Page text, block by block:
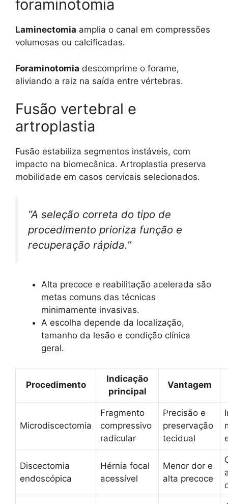
foraminotomia
Laminectomia amplia o canal em compressões
volumosas ou calcificadas.
Foraminotomia descomprime o forame,
aliviando a raiz na saída entre vértebras.
Fusão vertebral e
artroplastia
Fusão estabiliza segmentos instáveis, com
impacto na biomecânica. Artroplastia preserva
mobilidade em casos cervicais selecionados.
“A seleção correta do tipo de
procedimento prioriza função e
recuperação rápida.”
Alta precoce e reabilitação acelerada são
metas comuns das técnicas
minimamente invasivas.
A escolha depende da localização,
tamanho da lesão e condição clínica
geral.
Procedimento
Indicação
principal
Vantagem
Microdiscectomia
Fragmento
compressivo
radicular
Precisão e
preservação
tecidual
Discectomia
endoscópica
Hérnia focal
acessível
Menor dor e
alta precoce